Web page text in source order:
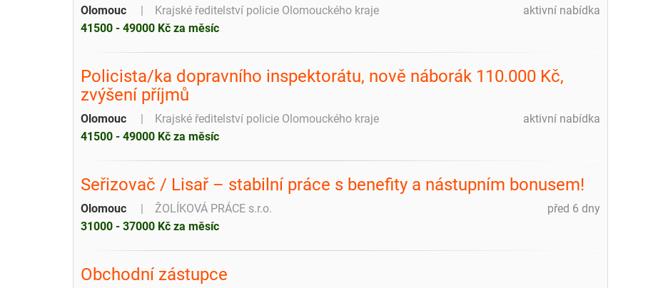
aktivní nabídka
Olomouc
Krajské ředitelství policie Olomouckého kraje
41500 - 49000 Kč za měsíc
Policista/ka dopravního inspektorátu, nově náborák 110.000 Kč,
zvýšení příjmů
aktivní nabídka
Olomouc
Krajské ředitelství policie Olomouckého kraje
41500 - 49000 Kč za měsíc
Seřizovač / Lisař – stabilní práce s benefity a nástupním bonusem!
před 6 dny
Olomouc
ŽOLÍKOVÁ PRÁCE s.r.o.
31000 - 37000 Kč za měsíc
Obchodní zástupce